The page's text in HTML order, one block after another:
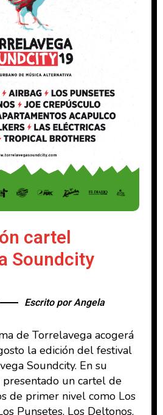
cartel
Soundcity
Escrito porAngela
de Torrelavega acogerá
la edición del festival
Soundcity. En su
presentado un cartel de
de primer nivel como Los
Punsetes, Los Deltonos,